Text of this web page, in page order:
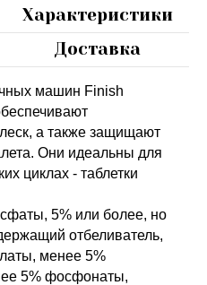
Характеристики
Доставка
машин Finish
а также защищают
Они идеальны для
циклах - таблетки
5% или более, но
отбеливатель,
менее 5%
5% фосфонаты,